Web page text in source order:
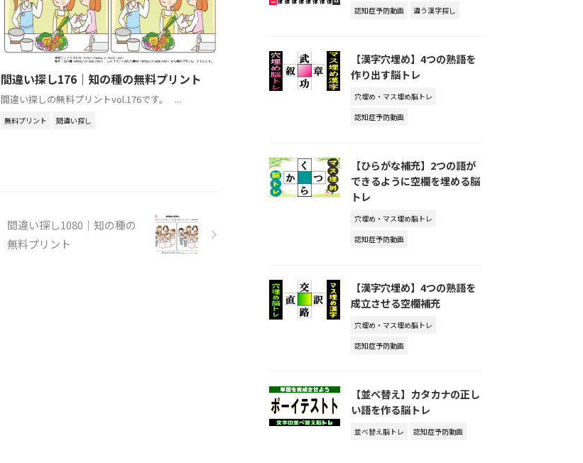
間違い探し176｜知の種の無料プリント
間違い探しの無料プリントvol.176です。 ...
無料プリント 間違い探し
間違い探し1080｜知の種の
無料プリント
認知症予防動画 違う漢字探し
【漢字穴埋め】4つの熟語を
作り出す脳トレ
穴埋め・マス埋め脳トレ
認知症予防動画
【ひらがな補充】2つの語が
できるように空欄を埋める脳
トレ
穴埋め・マス埋め脳トレ
認知症予防動画
【漢字穴埋め】4つの熟語を
成立させる空欄補充
穴埋め・マス埋め脳トレ
認知症予防動画
【並べ替え】カタカナの正し
い語を作る脳トレ
並べ替え脳トレ 認知症予防動画